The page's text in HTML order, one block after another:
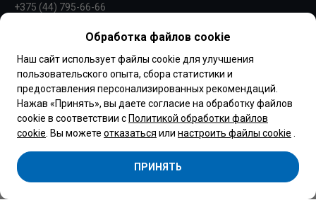
+375 (44) 795-66-66
Обращаем Ваше внимание, что вся представленная на сайте
информация, касающаяся комплектаций, технических
характеристик, цветовых сочетаний, а также стоимости
автомобилей и сервисного обслуживания носит
информационный характер и не является публичной
офертой, определяемой п.2 ст.407 Гражданского кодекса
Республики Беларусь.
Copyright 2026 © Центр Коммерческой техники Беларусь
Минск
Обработка файлов cookie
Наш сайт использует файлы cookie для улучшения
пользовательского опыта, сбора статистики и
предоставления персонализированных рекомендаций.
Нажав «Принять», вы даете согласие на обработку файлов
cookie в соответствии с Политикой обработки файлов
cookie . Вы можете отказаться или настроить файлы cookie
ПРИНЯТЬ